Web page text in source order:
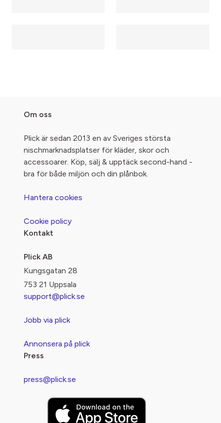
Om oss
Plick är sedan 2013 en av Sveriges största
nischmarknadsplatser för kläder, skor och
accessoarer. Köp, sälj & upptäck second-hand -
bra för både miljön och din plånbok.
Hantera cookies
Cookie policy
Kontakt
Plick AB
Kungsgatan 28
753 21 Uppsala
support@plick.se
Jobb via plick
Annonsera på plick
Press
press@plick.se